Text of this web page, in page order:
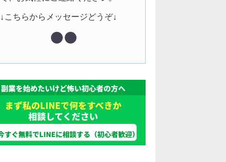
↓こちらからメッセージどうぞ↓